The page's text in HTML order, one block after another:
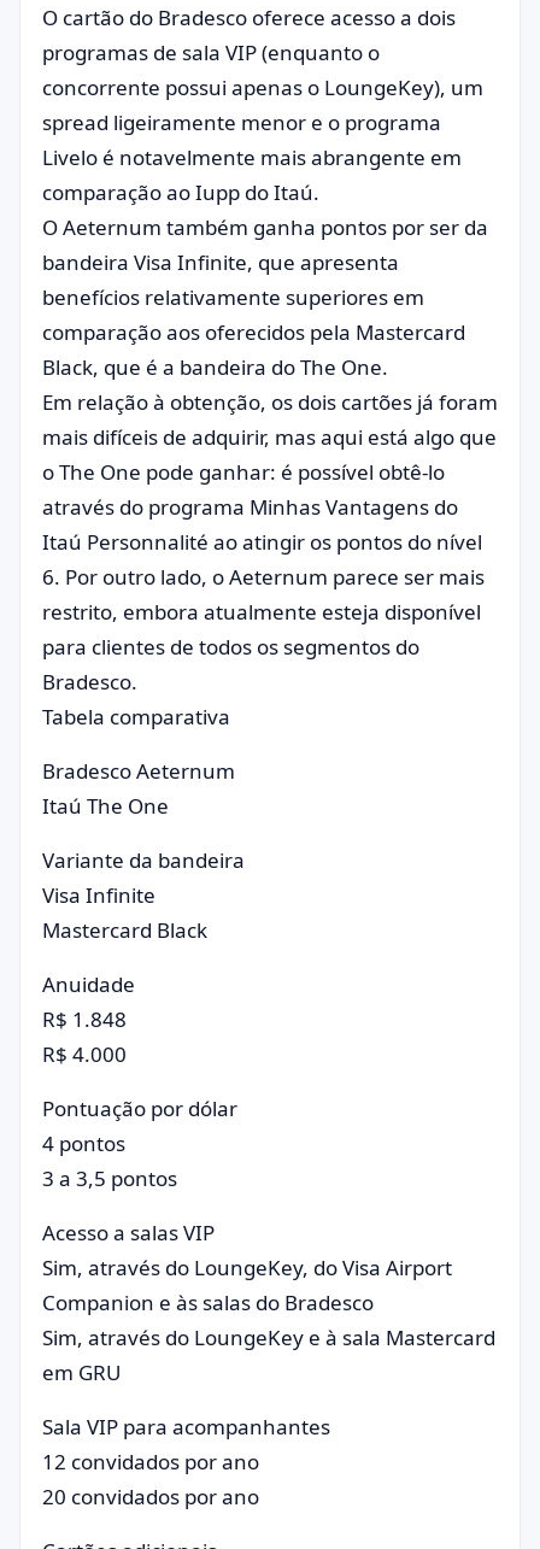
O cartão do Bradesco oferece acesso a dois
programas de sala VIP (enquanto o
concorrente possui apenas o LoungeKey), um
spread ligeiramente menor e o programa
Livelo é notavelmente mais abrangente em
comparação ao Iupp do Itaú.
O Aeternum também ganha pontos por ser da
bandeira Visa Infinite, que apresenta
benefícios relativamente superiores em
comparação aos oferecidos pela Mastercard
Black, que é a bandeira do The One.
Em relação à obtenção, os dois cartões já foram
mais difíceis de adquirir, mas aqui está algo que
o The One pode ganhar: é possível obtê-lo
através do programa Minhas Vantagens do
Itaú Personnalité ao atingir os pontos do nível
6. Por outro lado, o Aeternum parece ser mais
restrito, embora atualmente esteja disponível
para clientes de todos os segmentos do
Bradesco.
Tabela comparativa
Bradesco Aeternum
Itaú The One
Variante da bandeira
Visa Infinite
Mastercard Black
Anuidade
R$ 1.848
R$ 4.000
Pontuação por dólar
4 pontos
3 a 3,5 pontos
Acesso a salas VIP
Sim, através do LoungeKey, do Visa Airport
Companion e às salas do Bradesco
Sim, através do LoungeKey e à sala Mastercard
em GRU
Sala VIP para acompanhantes
12 convidados por ano
20 convidados por ano